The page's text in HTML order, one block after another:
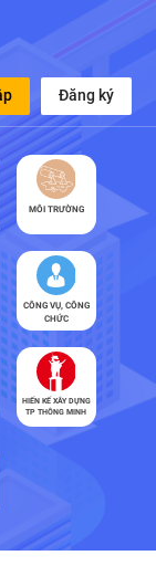
Đăng ký
MÔI TRƯỜNG
CÔNG VỤ, CÔNG
CHỨC
HIẾN KẾ XÂY DỰNG
TP THÔNG MINH